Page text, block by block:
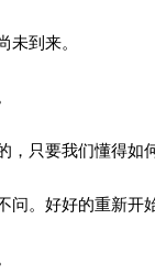
到来。
，只要我们懂得如
。好好的重新开始